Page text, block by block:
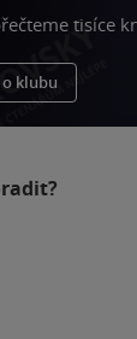
tisíce
o klubu